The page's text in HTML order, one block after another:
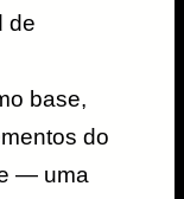
de
base,
do
— uma